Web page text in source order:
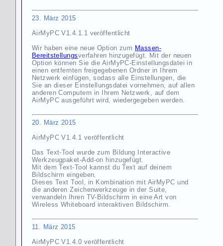
23. März 2015
AirMyPC V1.4.1.1 veröffentlicht
Wir haben eine neue Option zum Massen-
Bereitstellungsverfahren hinzugefügt. Mit der neuen
Option können Sie die AirMyPC-Einstellungsdatei in
einen entfernten freigegebenen Ordner in Ihrem
Netzwerk einfügen, sodass alle Einstellungen, die
Sie an dieser Einstellungsdatei vornehmen, auf allen
anderen Computern in Ihrem Netzwerk, auf dem
AirMyPC ausgeführt wird, wiedergegeben werden.
20. März 2015
AirMyPC V1.4.1 veröffentlicht
Das Text-Tool wurde zum Bildung Interactive
Werkzeugpaket-Add-on hinzugefügt.
Mit dem Text-Tool kannst du Text auf deinem
Bildschirm eingeben.
Dieses Text Tool, in Kombination mit AirMyPC und
die anderen Zeichenwerkzeuge in der Suite,
verwandeln Ihren TV-Bildschirm in eine Art von
Wireless Whiteboard interaktiven Bildschirm.
11. März 2015
AirMyPC V1.4.0 veröffentlicht